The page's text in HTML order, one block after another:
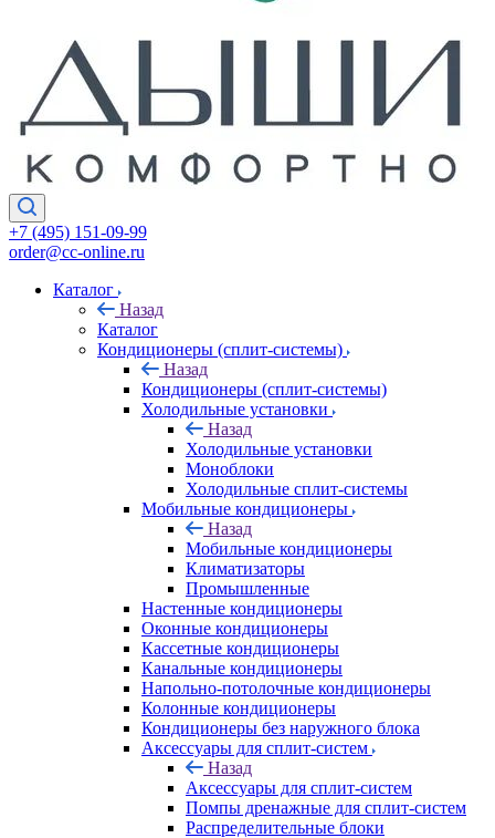
+7 (495) 151-09-99
order@cc-online.ru
Каталог
Назад
Каталог
Кондиционеры (сплит-системы)
Назад
Кондиционеры (сплит-системы)
Холодильные установки
Назад
Холодильные установки
Моноблоки
Холодильные сплит-системы
Мобильные кондиционеры
Назад
Мобильные кондиционеры
Климатизаторы
Промышленные
Настенные кондиционеры
Оконные кондиционеры
Кассетные кондиционеры
Канальные кондиционеры
Напольно-потолочные кондиционеры
Колонные кондиционеры
Кондиционеры без наружного блока
Аксессуары для сплит-систем
Назад
Аксессуары для сплит-систем
Помпы дренажные для сплит-систем
Распределительные блоки